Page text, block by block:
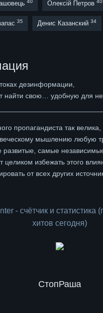
40 Олексій Петров 40
35 Денис Казанский 34
дезинформации,
найти свою… удобную для
пропагандиста так
мышлению любую
самые
целиком избежать этого
от всех других
СтопРаша